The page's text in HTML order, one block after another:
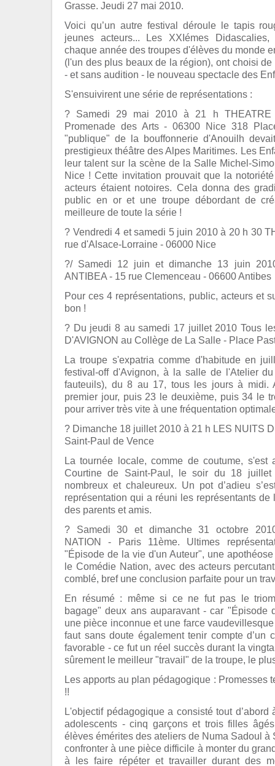
Grasse. Jeudi 27 mai 2010.
Voici qu’un autre festival déroule le tapis
jeunes acteurs... Les XXIémes
chaque année des troupes d'élèves du monde
(l'un des plus beaux de la région), ont choisi
- et sans audition - le nouveau spectacle des
S'ensuivirent une série de représentations :
? Samedi 29 mai 2010 à 21 h THEATRE
Promenade des Arts - 06300 Nice 318
"publique" de la bouffonnerie d'Anouilh
prestigieux théâtre des Alpes Maritimes. Les
leur talent sur la scène de la Salle Michel-
Nice ! Cette invitation prouvait que la
acteurs étaient notoires. Cela donna des
public en or et une troupe débordant de
meilleure de toute la série !
? Vendredi 4 et samedi 5 juin 2010 à 20 h 30
rue d'Alsace-Lorraine - 06000 Nice
?/ Samedi 12 juin et dimanche 13 juin
ANTIBEA - 15 rue Clemenceau - 06600 Antibes
Pour ces 4 représentations, public, acteurs et
bon !
? Du jeudi 8 au samedi 17 juillet 2010 Tous
D'AVIGNON au Collège de La Salle - Place
La troupe s'expatria comme d'habitude en
festival-off d'Avignon, à la salle de l'Atelier
fauteuils), du 8 au 17, tous les jours à midi.
premier jour, puis 23 le deuxième, puis 34 le
pour arriver très vite à une fréquentation
? Dimanche 18 juillet 2010 à 21 h LES NUITS
Saint-Paul de Vence
La tournée locale, comme de coutume,
Courtine de Saint-Paul, le soir du 18
nombreux et chaleureux. Un pot d’adieu
représentation qui a réuni les représentants
des parents et amis.
? Samedi 30 et dimanche 31 octobre
NATION - Paris 11ème. Ultimes
"Épisode de la vie d'un Auteur", une
le Comédie Nation, avec des acteurs
comblé, bref une conclusion parfaite pour un
En résumé : même si ce ne fut pas le
bagage" deux ans auparavant - car "Épisode
une pièce inconnue et une farce
faut sans doute également tenir compte d’un
favorable - ce fut un réel succès durant la
sûrement le meilleur "travail" de la troupe, le
Les apports au plan pédagogique : Promesses
!!
L'objectif pédagogique a consisté tout d’abord
adolescents - cinq garçons et trois filles
élèves émérites des ateliers de Numa Sadoul à
confronter à une pièce difficile à monter du
à les faire répéter et travailler durant des